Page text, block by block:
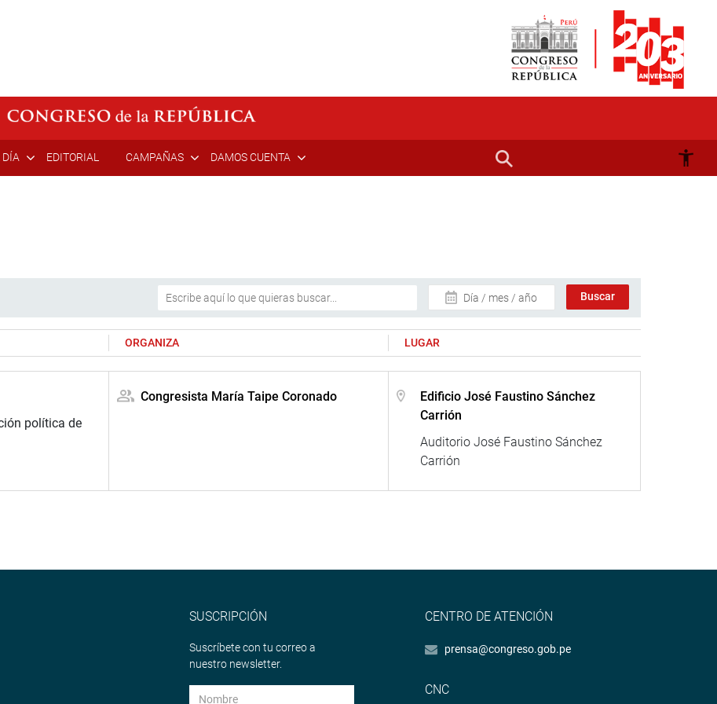
DÍA EDITORIAL CAMPAÑAS DAMOS CUENTA
Día / mes / año
ORGANIZA LUGAR
política de
Congresista María Taipe Coronado
Edificio José Faustino Sánchez
Carrión
Auditorio José Faustino Sánchez
Carrión
SUSCRIPCIÓN
Suscríbete con tu correo a
nuestro newsletter.
CENTRO DE ATENCIÓN
prensa@congreso.gob.pe
CNC